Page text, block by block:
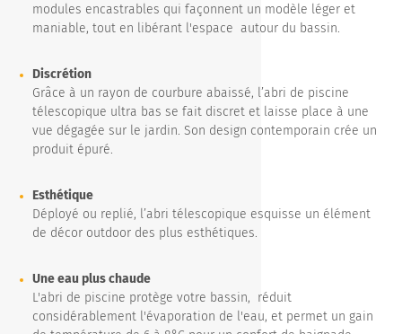
modules encastrables qui façonnent un modèle léger et
maniable, tout en libérant l'espace autour du bassin.
Discrétion
Grâce à un rayon de courbure abaissé, l’abri de piscine
télescopique ultra bas se fait discret et laisse place à une
vue dégagée sur le jardin. Son design contemporain crée un
produit épuré.
Esthétique
Déployé ou replié, l’abri télescopique esquisse un élément
de décor outdoor des plus esthétiques.
Une eau plus chaude
L'abri de piscine protège votre bassin, réduit
considérablement l'évaporation de l'eau, et permet un gain